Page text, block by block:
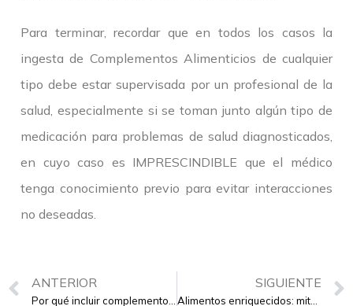
Para terminar, recordar que en todos los casos la
ingesta de Complementos Alimenticios de cualquier
tipo debe estar supervisada por un profesional de la
salud, especialmente si se toman junto algún tipo de
medicación para problemas de salud diagnosticados,
en cuyo caso es IMPRESCINDIBLE que el médico
tenga conocimiento previo para evitar interacciones
no deseadas.
ANTERIOR SIGUIENTE
Alimentos enriquecidos: mitos y verdades